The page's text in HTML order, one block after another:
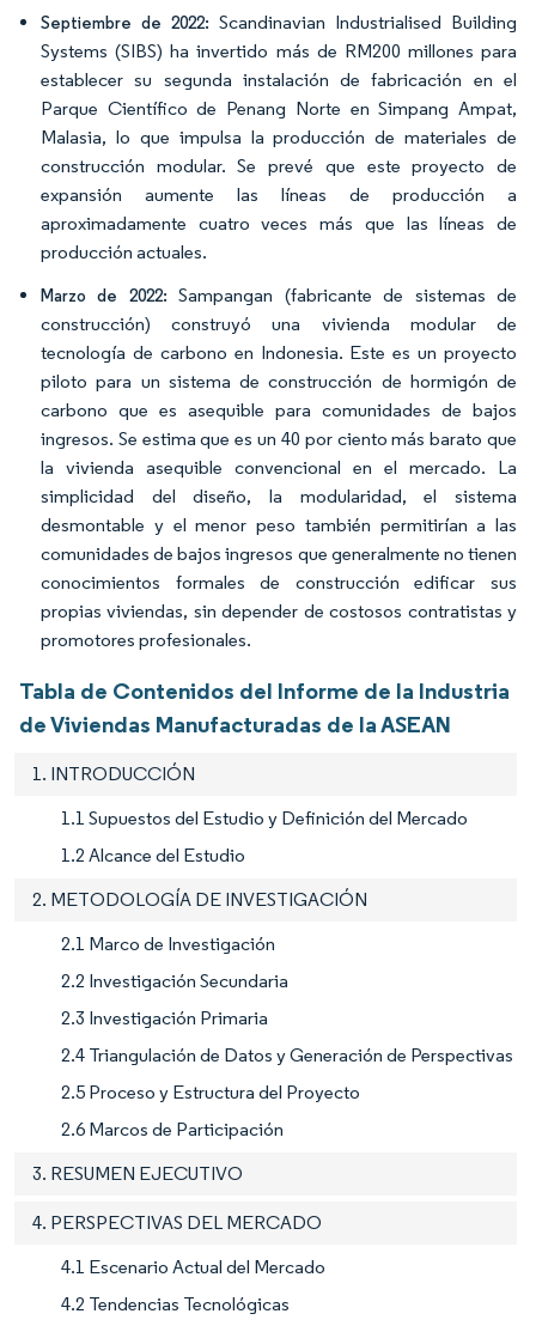
Septiembre de 2022: Scandinavian Industrialised Building
Systems (SIBS) ha invertido más de RM200 millones para
establecer su segunda instalación de fabricación en el
Parque Científico de Penang Norte en Simpang Ampat,
Malasia, lo que impulsa la producción de materiales de
construcción modular. Se prevé que este proyecto de
expansión aumente las líneas de producción a
aproximadamente cuatro veces más que las líneas de
producción actuales.
Marzo de 2022: Sampangan (fabricante de sistemas de
construcción) construyó una vivienda modular de
tecnología de carbono en Indonesia. Este es un proyecto
piloto para un sistema de construcción de hormigón de
carbono que es asequible para comunidades de bajos
ingresos. Se estima que es un 40 por ciento más barato que
la vivienda asequible convencional en el mercado. La
simplicidad del diseño, la modularidad, el sistema
desmontable y el menor peso también permitirían a las
comunidades de bajos ingresos que generalmente no tienen
conocimientos formales de construcción edificar sus
propias viviendas, sin depender de costosos contratistas y
promotores profesionales.
Tabla de Contenidos del Informe de la Industria
de Viviendas Manufacturadas de la ASEAN
1. INTRODUCCIÓN
1.1 Supuestos del Estudio y Definición del Mercado
1.2 Alcance del Estudio
2. METODOLOGÍA DE INVESTIGACIÓN
2.1 Marco de Investigación
2.2 Investigación Secundaria
2.3 Investigación Primaria
2.4 Triangulación de Datos y Generación de Perspectivas
2.5 Proceso y Estructura del Proyecto
2.6 Marcos de Participación
3. RESUMEN EJECUTIVO
4. PERSPECTIVAS DEL MERCADO
4.1 Escenario Actual del Mercado
4.2 Tendencias Tecnológicas